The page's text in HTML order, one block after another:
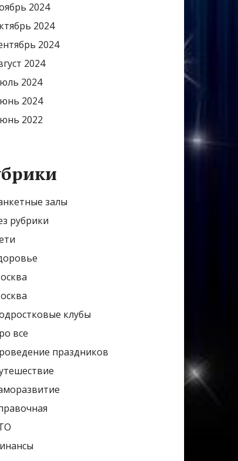
2024
2024
2024
2024
2024
2024
2022
залы
рубрики
клубы
все
праздников